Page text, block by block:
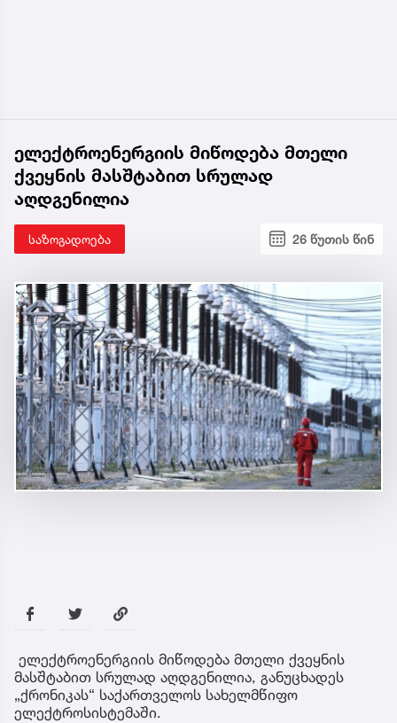
ელექტროენერგიის მიწოდება მთელი
ქვეყნის მასშტაბით სრულად
აღდგენილია
საზოგადოება 26 წუთის წინ
ელექტროენერგიის მიწოდება მთელი ქვეყნის
მასშტაბით სრულად აღდგენილია, განუცხადეს
„ქრონიკას“ საქართველოს სახელმწიფო
ელექტროსისტემაში.